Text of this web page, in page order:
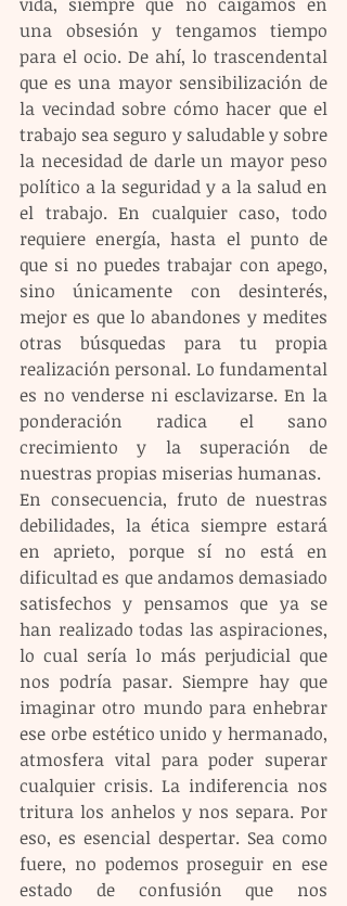
una obsesión y tengamos tiempo
para el ocio. De ahí, lo trascendental
que es una mayor sensibilización de
la vecindad sobre cómo hacer que el
trabajo sea seguro y saludable y sobre
la necesidad de darle un mayor peso
político a la seguridad y a la salud en
el trabajo. En cualquier caso, todo
requiere energía, hasta el punto de
que si no puedes trabajar con apego,
sino únicamente con desinterés,
mejor es que lo abandones y medites
otras búsquedas para tu propia
realización personal. Lo fundamental
es no venderse ni esclavizarse. En la
ponderación radica el sano
crecimiento y la superación de
nuestras propias miserias humanas.
En consecuencia, fruto de nuestras
debilidades, la ética siempre estará
en aprieto, porque sí no está en
dificultad es que andamos demasiado
satisfechos y pensamos que ya se
han realizado todas las aspiraciones,
lo cual sería lo más perjudicial que
nos podría pasar. Siempre hay que
imaginar otro mundo para enhebrar
ese orbe estético unido y hermanado,
atmosfera vital para poder superar
cualquier crisis. La indiferencia nos
tritura los anhelos y nos separa. Por
eso, es esencial despertar. Sea como
fuere, no podemos proseguir en ese
estado de confusión que nos